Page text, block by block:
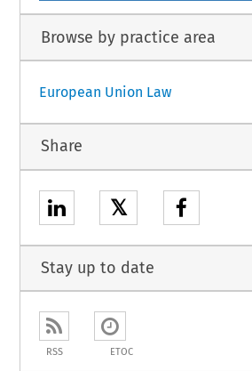
Browse by practice area
European Union Law
Share
𝕏
Stay up to date
RSS ETOC